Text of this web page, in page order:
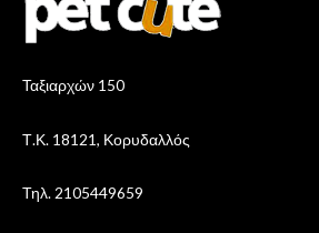
Ταξιαρχών 150
Τ.Κ. 18121, Κορυδαλλός
Τηλ. 2105449659